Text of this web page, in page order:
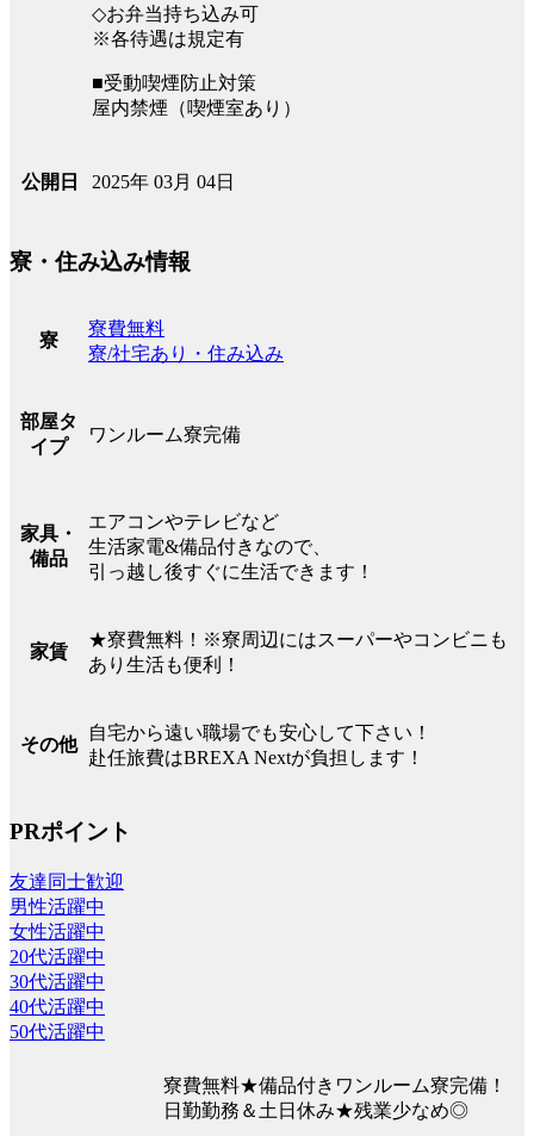
◇お弁当持ち込み可
※各待遇は規定有
■受動喫煙防止対策
屋内禁煙（喫煙室あり）
公開日 2025年 03月 04日
寮・住み込み情報
寮
寮費無料
寮/社宅あり・住み込み
部屋タ
イプ
ワンルーム寮完備
家具・
備品
エアコンやテレビなど
生活家電&備品付きなので、
引っ越し後すぐに生活できます！
家賃
★寮費無料！※寮周辺にはスーパーやコンビニも
あり生活も便利！
その他
自宅から遠い職場でも安心して下さい！
赴任旅費はBREXA Nextが負担します！
PRポイント
友達同士歓迎
男性活躍中
女性活躍中
20代活躍中
30代活躍中
40代活躍中
50代活躍中
寮費無料★備品付きワンルーム寮完備！
日勤勤務＆土日休み★残業少なめ◎